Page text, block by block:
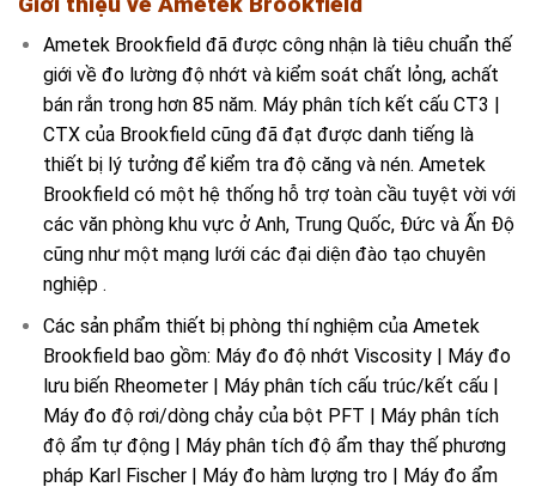
Ametek Brookfield đã được công nhận là tiêu chuẩn thế
giới về đo lường độ nhớt và kiểm soát chất lỏng, achất
bán rắn trong hơn 85 năm. Máy phân tích kết cấu CT3 |
CTX của Brookfield cũng đã đạt được danh tiếng là
thiết bị lý tưởng để kiểm tra độ căng và nén. Ametek
Brookfield có một hệ thống hỗ trợ toàn cầu tuyệt vời với
các văn phòng khu vực ở Anh, Trung Quốc, Đức và Ấn Độ
cũng như một mạng lưới các đại diện đào tạo chuyên
nghiệp .
Các sản phẩm thiết bị phòng thí nghiệm của Ametek
Brookfield bao gồm: Máy đo độ nhớt Viscosity | Máy đo
lưu biến Rheometer | Máy phân tích cấu trúc/kết cấu |
Máy đo độ rơi/dòng chảy của bột PFT | Máy phân tích
độ ẩm tự động | Máy phân tích độ ẩm thay thế phương
pháp Karl Fischer | Máy đo hàm lượng tro | Máy đo ẩm